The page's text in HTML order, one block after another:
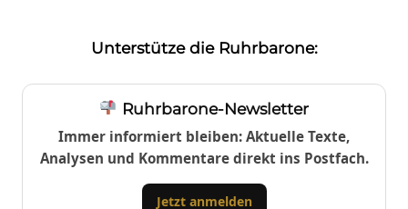
Unterstütze die Ruhrbarone:
Ruhrbarone-Newsletter
Immer informiert bleiben: Aktuelle Texte,
Analysen und Kommentare direkt ins Postfach.
Jetzt anmelden